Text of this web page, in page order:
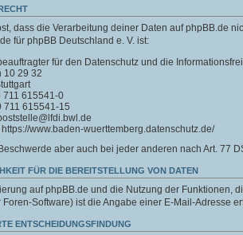
dass die Verarbeitung deiner Daten auf phpBB.de
für phpBB Deutschland e. V. ist:
für den Datenschutz und die
10 29 32
711 615541-0
711 615541-15
https://www.baden-wuerttemberg.datenschutz.de/
aber auch bei jeder anderen nach Art. 77
FÜR DIE BEREITSTELLUNG VON DATEN
auf phpBB.de und die Nutzung der Funktionen,
Foren-Software) ist die Angabe einer E-Mail-Adresse
ENTSCHEIDUNGSFINDUNG